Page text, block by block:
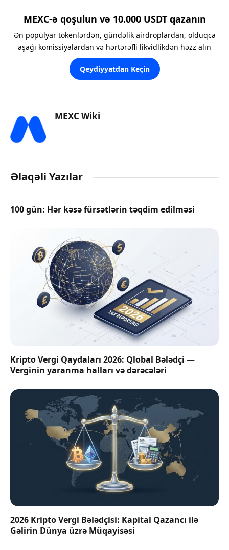
MEXC-ə qoşulun və 10.000 USDT qazanın
Ən populyar tokenlərdən, gündəlik airdroplardan, olduqca
aşağı komissiyalardan və hərtərəfli likvidlikdən həzz alın
Qeydiyyatdan Keçin
MEXC Wiki
Əlaqəli Yazılar
100 gün: Hər kəsə fürsətlərin təqdim edilməsi
Kripto Vergi Qaydaları 2026: Qlobal Bələdçi —
Verginin yaranma halları və dərəcələri
2026 Kripto Vergi Bələdçisi: Kapital Qazancı ilə
Gəlirin Dünya üzrə Müqayisəsi